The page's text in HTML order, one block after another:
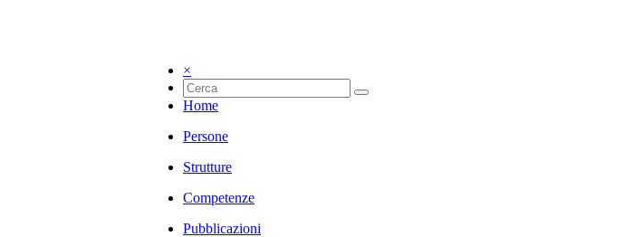
×
Home
Persone
Strutture
Competenze
Pubblicazioni